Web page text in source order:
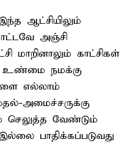
ஆட்சியிலும்
அஞ்சி
மாறினாலும் காட்சிகள்
உண்மை நமக்கு
எல்லாம்
அமைச்சருக்கு
செலுத்த வேண்டும்
பாதிக்கப்படுவது